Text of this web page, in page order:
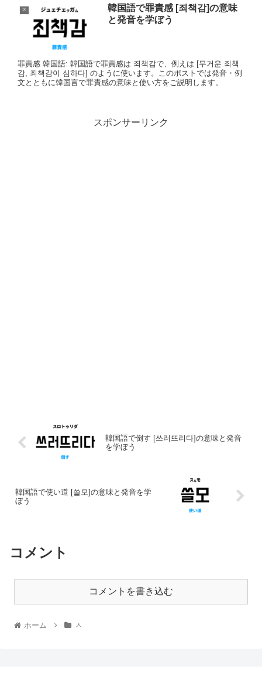
ㅈ
韓国語で罪責感 [죄책감]の意味
と発音を学ぼう
罪責感 韓国語: 韓国語で罪責感は 죄책감で、例えは [무거운 죄책
감, 죄책감이 심하다] のように使います。このポストでは発音・例
文とともに韓国言で罪責感の意味と使い方をご説明します。
スポンサーリンク
韓国語で倒す [쓰러뜨리다]の意味と発音
を学ぼう
韓国語で使い道 [쓸모]の意味と発音を学
ぼう
コメント
コメントを書き込む
ホーム ㅅ